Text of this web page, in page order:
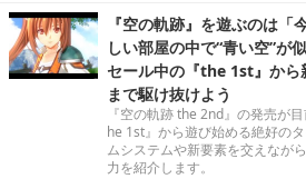
『空の軌跡』を遊ぶのは「
しい部屋の中で“青い空”
セール中の『the 1st』から
まで駆け抜けよう
『空の軌跡 the 2nd』の発売が
he 1st』から遊び始める絶好の
ムシステムや新要素を交えなが
力を紹介します。